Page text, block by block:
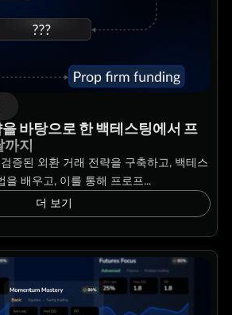
바탕으로 한 백테스팅에서 프
까지
증된 외환 거래 전략을 구축하고, 백테스
을 배우고, 이를 통해 프로프...
더 보기